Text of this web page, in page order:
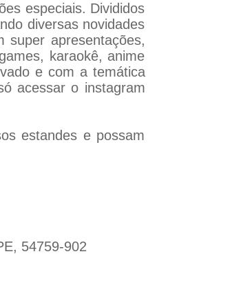
especiais. Divididos
diversas novidades
super apresentações,
karaokê, anime
e com a temática
acessar o instagram
estandes e possam
54759-902